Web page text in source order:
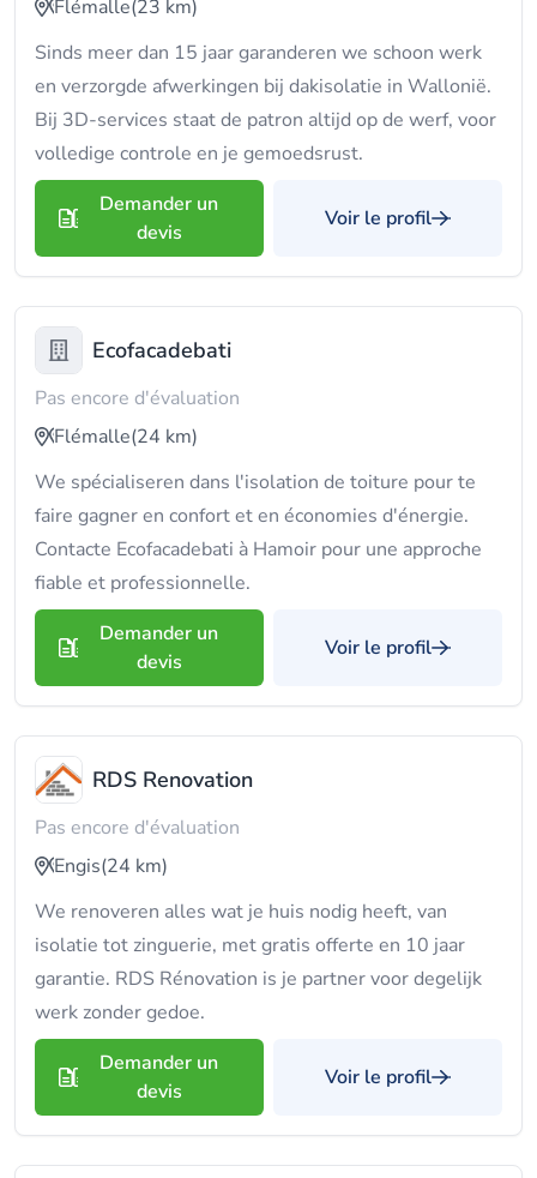
Flémalle(23 km)
Sinds meer dan 15 jaar garanderen we schoon werk
en verzorgde afwerkingen bij dakisolatie in Wallonië.
Bij 3D-services staat de patron altijd op de werf, voor
volledige controle en je gemoedsrust.
Demander un
devis
Voir le profil
Ecofacadebati
Pas encore d'évaluation
Flémalle(24 km)
We spécialiseren dans l'isolation de toiture pour te
faire gagner en confort et en économies d'énergie.
Contacte Ecofacadebati à Hamoir pour une approche
fiable et professionnelle.
Demander un
devis
Voir le profil
RDS Renovation
Pas encore d'évaluation
Engis(24 km)
We renoveren alles wat je huis nodig heeft, van
isolatie tot zinguerie, met gratis offerte en 10 jaar
garantie. RDS Rénovation is je partner voor degelijk
werk zonder gedoe.
Demander un
devis
Voir le profil